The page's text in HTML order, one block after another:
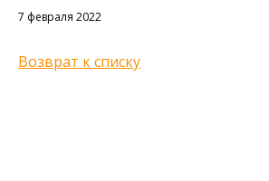
7 февраля 2022
Возврат к списку